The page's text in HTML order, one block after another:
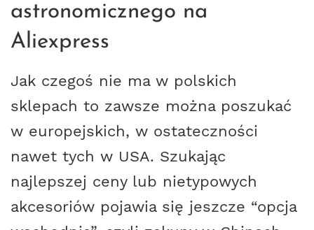
astronomicznego na
Aliexpress
Jak czegoś nie ma w polskich
sklepach to zawsze można poszukać
w europejskich, w ostateczności
nawet tych w USA. Szukając
najlepszej ceny lub nietypowych
akcesoriów pojawia się jeszcze
opcja